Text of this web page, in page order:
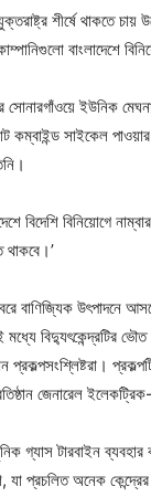
শীর্ষে থাকতে চায়
বাংলাদেশে
সোনারগাঁওয়ে ইউনিক
সাইকেল পাওয়ার
বিদেশি বিনিয়োগে
থাকবে।’
বাণিজ্যিক উৎপাদনে
মধ্যে বিদ্যুৎকেন্দ্রটির
জেনারেল
গ্যাস টারবাইন ব্যবহার
যা প্রচলিত অনেক